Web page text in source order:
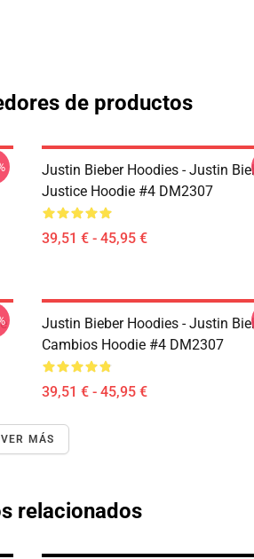
de productos
Justin Bieber Hoodies - Justin
Justice Hoodie #4 DM2307
39,51 € - 45,95 €
Justin Bieber Hoodies - Justin
Cambios Hoodie #4 DM2307
39,51 € - 45,95 €
VER MÁS
relacionados